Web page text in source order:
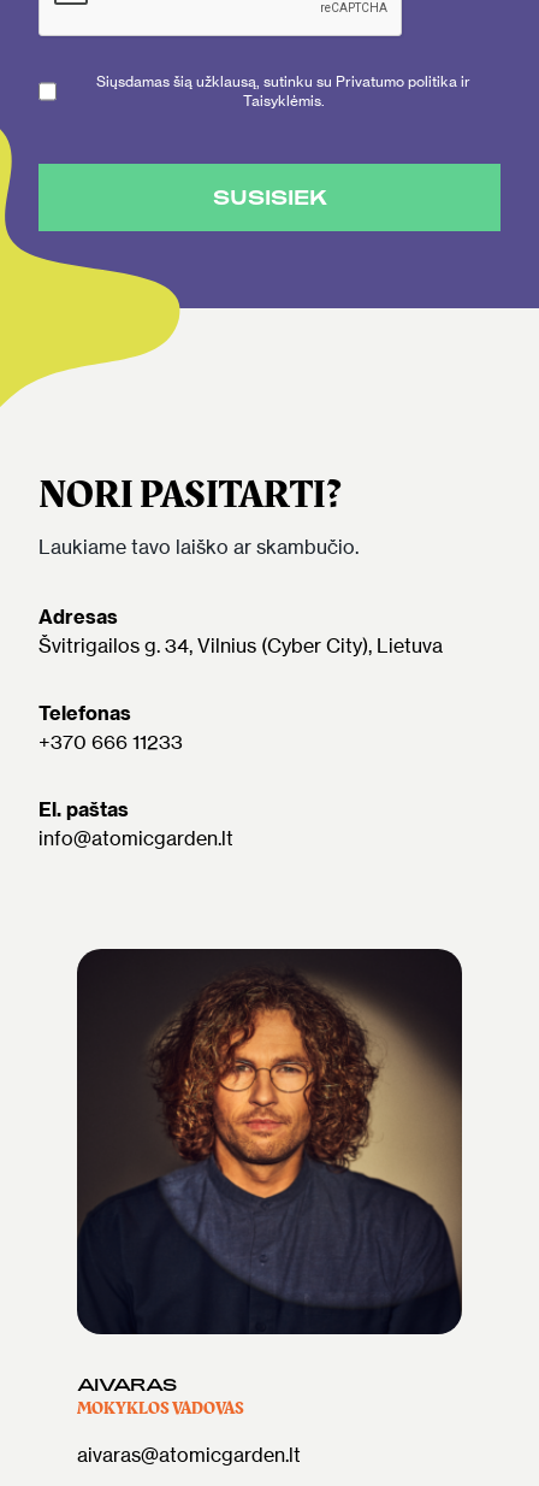
Siųsdamas šią užklausą, sutinku su Privatumo politika ir
Taisyklėmis.
SUSISIEK
NORI PASITARTI?
Laukiame tavo laiško ar skambučio.
Adresas
Švitrigailos g. 34, Vilnius (Cyber City), Lietuva
Telefonas
+370 666 11233
El. paštas
info@atomicgarden.lt
AIVARAS
MOKYKLOS VADOVAS
aivaras@atomicgarden.lt